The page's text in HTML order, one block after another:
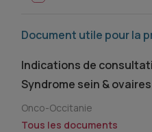
Document utile pour la
Indications de
Syndrome sein &
Onco-Occitanie
Tous les documents